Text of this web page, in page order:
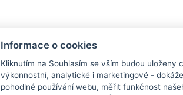
Informace o cookies
Kliknutím na Souhlasím se vším budou uloženy
výkonnostní, analytické i marketingové -
pohodlné používání webu, měřit funkčnost